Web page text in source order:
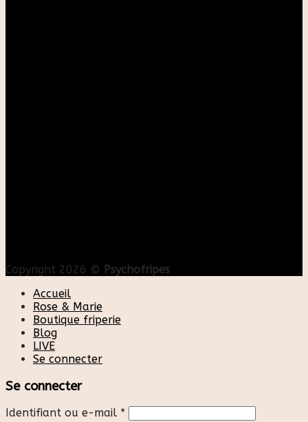
Copyright 2026 © Psychofripes
Accueil
Rose & Marie
Boutique friperie
Blog
LIVE
Se connecter
Se connecter
Identifiant ou e-mail *